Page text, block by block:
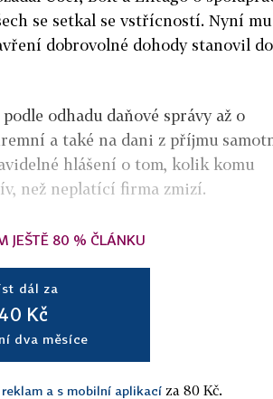
se setkal se vstřícností. Nyní mu
dobrovolné dohody stanovil do
odhadu daňové správy až o
a také na dani z příjmu
hlášení o tom, kolik komu
než neplatící firma zmizí.
JEŠTĚ 80 % ČLÁNKU
dál za
40 Kč
dva měsíce
a s mobilní aplikací za 80 Kč.